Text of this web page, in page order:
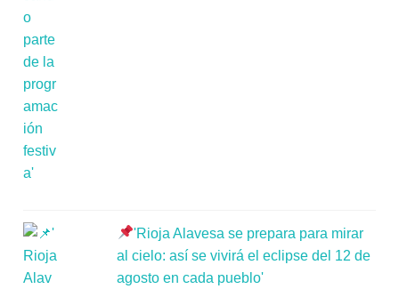
'Rioja Alavesa se prepara para mirar
al cielo: así se vivirá el eclipse del 12 de
agosto en cada pueblo'